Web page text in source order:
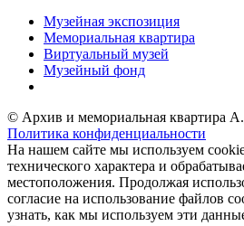
Музейная экспозиция
Мемориальная квартира
Виртуальный музей
Музейный фонд
© Архив и мемориальная квартира
Политика конфиденциальности
На нашем сайте мы используем
технического характера и
местоположения. Продолжая
согласие на использование файлов
узнать, как мы используем эти